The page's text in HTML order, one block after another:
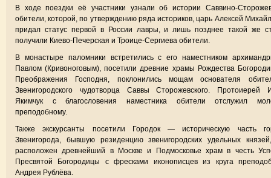
В ходе поездки её участники узнали об истории Саввино-
обители, которой, по утверждению ряда историков, царь Алексей
придал статус первой в России лавры, и лишь позднее такой же
получили Киево-Печерская и Троице-Сергиева обители.
В монастыре паломники встретились с его наместником
Павлом (Кривоноговым), посетили древние храмы Рождества
Преображения Господня, поклонились мощам основателя
Звенигородского чудотворца Саввы Сторожевского. Протоиерей
Якимчук с благословения наместника обители отслужил
преподобному.
Также экскурсанты посетили Городок — историческую часть
Звенигорода, бывшую резиденцию звенигородских удельных
расположен древнейший в Москве и Подмосковье храм в честь
Пресвятой Богородицы с фресками иконописцев из круга
Андрея Рублёва.